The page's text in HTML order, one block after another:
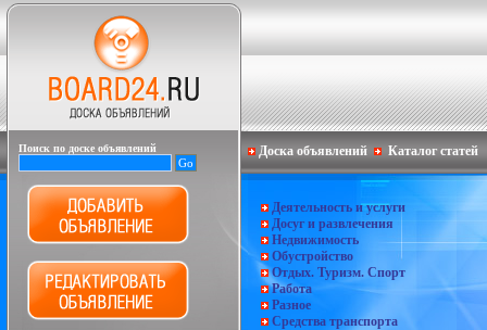
Поиск по доске объявлений Доска объявлений Каталог статей
Деятельность и услуги
Досуг и развлечения
Недвижимость
Обустройство
Отдых. Туризм. Спорт
Работа
Разное
Средства транспорта